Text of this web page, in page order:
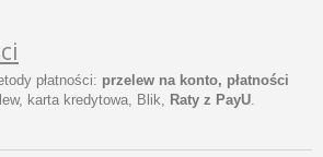
płatności: przelew na konto, płatności
karta kredytowa, Blik, Raty z PayU